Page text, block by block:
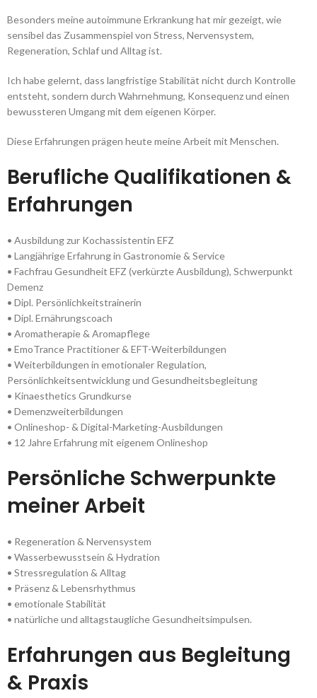
Besonders meine autoimmune Erkrankung hat mir gezeigt, wie
sensibel das Zusammenspiel von Stress, Nervensystem,
Regeneration, Schlaf und Alltag ist.
Ich habe gelernt, dass langfristige Stabilität nicht durch Kontrolle
entsteht, sondern durch Wahrnehmung, Konsequenz und einen
bewussteren Umgang mit dem eigenen Körper.
Diese Erfahrungen prägen heute meine Arbeit mit Menschen.
Berufliche Qualifikationen &
Erfahrungen
• Ausbildung zur Kochassistentin EFZ
• Langjährige Erfahrung in Gastronomie & Service
• Fachfrau Gesundheit EFZ (verkürzte Ausbildung), Schwerpunkt
Demenz
• Dipl. Persönlichkeitstrainerin
• Dipl. Ernährungscoach
• Aromatherapie & Aromapflege
• EmoTrance Practitioner & EFT-Weiterbildungen
• Weiterbildungen in emotionaler Regulation,
Persönlichkeitsentwicklung und Gesundheitsbegleitung
• Kinaesthetics Grundkurse
• Demenzweiterbildungen
• Onlineshop- & Digital-Marketing-Ausbildungen
• 12 Jahre Erfahrung mit eigenem Onlineshop
Persönliche Schwerpunkte
meiner Arbeit
• Regeneration & Nervensystem
• Wasserbewusstsein & Hydration
• Stressregulation & Alltag
• Präsenz & Lebensrhythmus
• emotionale Stabilität
• natürliche und alltagstaugliche Gesundheitsimpulsen.
Erfahrungen aus Begleitung
& Praxis